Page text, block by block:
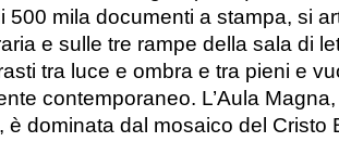
500 mila documenti a stampa, si
e sulle tre rampe della sala di
tra luce e ombra e tra pieni e
contemporaneo. L’Aula
è dominata dal mosaico del Cristo